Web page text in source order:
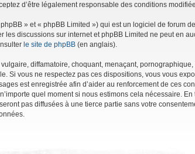
d’être légalement responsable des conditions
» et « phpBB Limited ») qui est un logiciel de forum
discussions sur internet et phpBB Limited ne peut en
le site de phpBB (en anglais).
diffamatoire, choquant, menaçant,
Si vous ne respectez pas ces dispositions, vous vous
est enregistrée afin d’aider au renforcement de ces
quel moment si nous estimons cela nécessaire.
pas diffusées à une tierce partie sans votre